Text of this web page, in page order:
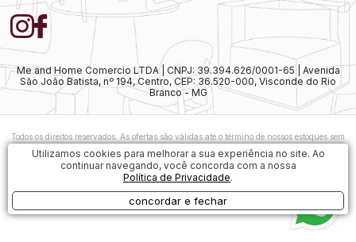
Me and Home Comercio LTDA | CNPJ: 39.394.626/0001-65 | Avenida
São João Batista, nº 194, Centro, CEP: 36.520-000, Visconde do Rio
Branco - MG
Todos os direitos reservados. As ofertas são válidas até o término de nossos estoques sem
prévio aviso. As vendas ainda estão sujeitas à análise e confirmação de dados.
exista alguma diferença nos preços ofertados, será considerado válido o preço do
Carrinho de Compras. As imagens dos produtos são meramente ilustrativas.
Utilizamos cookies para melhorar a sua experiência no site. Ao
continuar navegando, você concorda com a nossa
Política de Privacidade.
concordar e fechar